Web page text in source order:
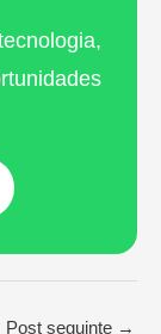
Post seguinte →